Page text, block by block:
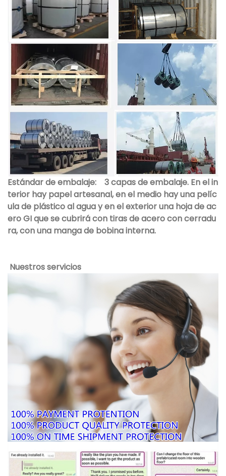
Estándar de embalaje:
3 capas de embalaje. En el in
terior hay papel artesanal, en el medio hay una pelíc
ula de plástico al agua y en el exterior una hoja de ac
ero GI que se cubrirá con tiras de acero con cerradu
ra, con una manga de bobina interna.
Nuestros servicios